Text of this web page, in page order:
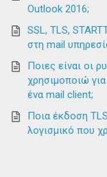
Outlook 2016;
SSL, TLS,
στη mail
Ποιες είναι οι
χρησιμοποιώ
ένα mail client;
Ποια έκδοση
λογισμικό που